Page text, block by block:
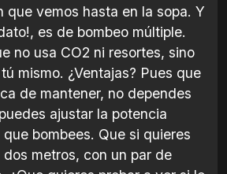
que vemos hasta en la sopa. Y
es de bombeo múltiple.
no usa CO2 ni resortes, sino
mismo. ¿Ventajas? Pues que
de mantener, no dependes
ajustar la potencia
bombees. Que si quieres
metros, con un par de